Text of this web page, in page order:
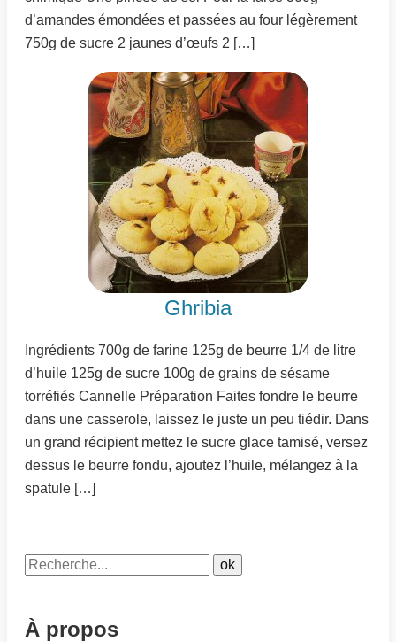
d’amandes émondées et passées au four légèrement
750g de sucre 2 jaunes d’œufs 2 […]
Ghribia
Ingrédients 700g de farine 125g de beurre 1/4 de litre
d’huile 125g de sucre 100g de grains de sésame
torréfiés Cannelle Préparation Faites fondre le beurre
dans une casserole, laissez le juste un peu tiédir. Dans
un grand récipient mettez le sucre glace tamisé, versez
dessus le beurre fondu, ajoutez l’huile, mélangez à la
spatule […]
À propos